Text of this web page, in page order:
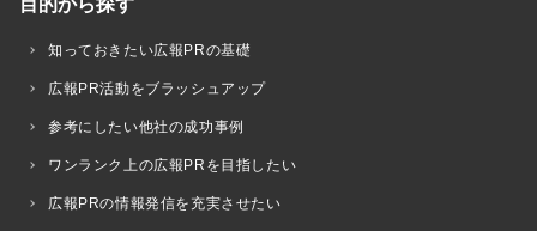
目的から探す
知っておきたい広報PRの基礎
広報PR活動をブラッシュアップ
参考にしたい他社の成功事例
ワンランク上の広報PRを目指したい
広報PRの情報発信を充実させたい